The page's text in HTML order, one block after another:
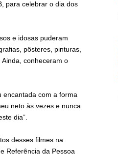
para celebrar o dia dos
e idosas puderam
pôsteres, pinturas,
conheceram o
encantada com a forma
neto às vezes e nunca
dia”.
desses filmes na
Referência da Pessoa